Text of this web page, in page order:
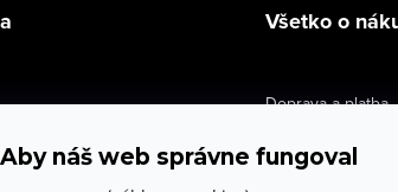
Aby náš web správne fungoval
Všetko o
Doprava a platba
Výmena a vrátenie